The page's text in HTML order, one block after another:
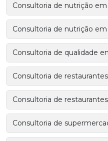
Consultoria de nutrição em
Consultoria de nutrição
Consultoria de qualidade
Consultoria de restaurantes
Consultoria de
Consultoria de